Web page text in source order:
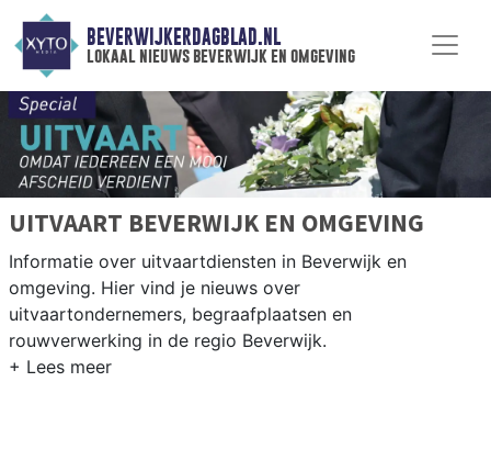
BEVERWIJKERDAGBLAD.NL
lokaal nieuws beverwijk en omgeving
UITVAART BEVERWIJK EN OMGEVING
Informatie over uitvaartdiensten in Beverwijk en
omgeving. Hier vind je nieuws over
uitvaartondernemers, begraafplaatsen en
rouwverwerking in de regio Beverwijk.